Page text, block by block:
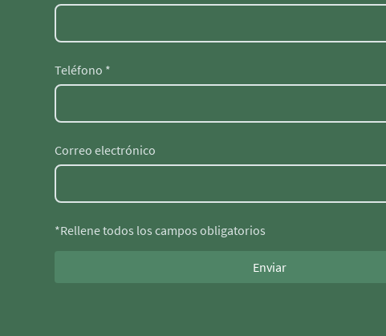
Teléfono *
Correo electrónico
*Rellene todos los campos obligatorios
Enviar